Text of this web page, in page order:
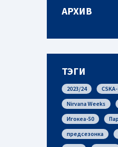
АРХИВ
ТЭГИ
2023/24
Nirvana Weeks
Игокеа-50
предсезонка